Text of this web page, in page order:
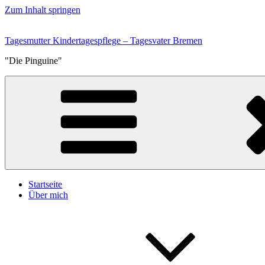
Zum Inhalt springen
Tagesmutter Kindertagespflege – Tagesvater Bremen
"Die Pinguine"
Startseite
Über mich